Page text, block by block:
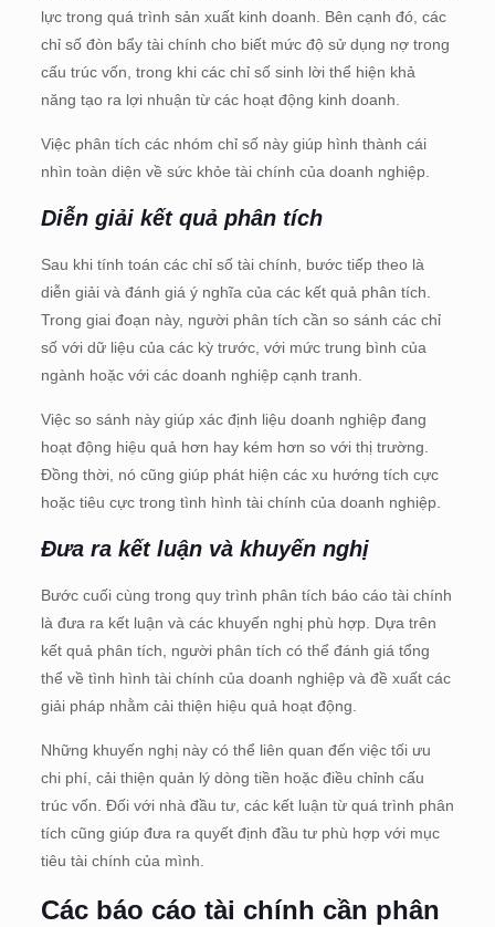
lực trong quá trình sản xuất kinh doanh. Bên cạnh đó, các
chỉ số đòn bẩy tài chính cho biết mức độ sử dụng nợ trong
cấu trúc vốn, trong khi các chỉ số sinh lời thể hiện khả
năng tạo ra lợi nhuận từ các hoạt động kinh doanh.
Việc phân tích các nhóm chỉ số này giúp hình thành cái
nhìn toàn diện về sức khỏe tài chính của doanh nghiệp.
Diễn giải kết quả phân tích
Sau khi tính toán các chỉ số tài chính, bước tiếp theo là
diễn giải và đánh giá ý nghĩa của các kết quả phân tích.
Trong giai đoạn này, người phân tích cần so sánh các chỉ
số với dữ liệu của các kỳ trước, với mức trung bình của
ngành hoặc với các doanh nghiệp cạnh tranh.
Việc so sánh này giúp xác định liệu doanh nghiệp đang
hoạt động hiệu quả hơn hay kém hơn so với thị trường.
Đồng thời, nó cũng giúp phát hiện các xu hướng tích cực
hoặc tiêu cực trong tình hình tài chính của doanh nghiệp.
Đưa ra kết luận và khuyến nghị
Bước cuối cùng trong quy trình phân tích báo cáo tài chính
là đưa ra kết luận và các khuyến nghị phù hợp. Dựa trên
kết quả phân tích, người phân tích có thể đánh giá tổng
thể về tình hình tài chính của doanh nghiệp và đề xuất các
giải pháp nhằm cải thiện hiệu quả hoạt động.
Những khuyến nghị này có thể liên quan đến việc tối ưu
chi phí, cải thiện quản lý dòng tiền hoặc điều chỉnh cấu
trúc vốn. Đối với nhà đầu tư, các kết luận từ quá trình phân
tích cũng giúp đưa ra quyết định đầu tư phù hợp với mục
tiêu tài chính của mình.
Các báo cáo tài chính cần phân